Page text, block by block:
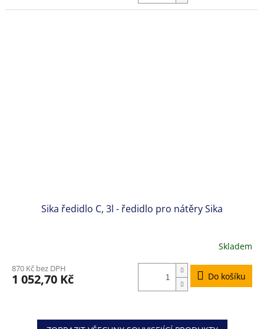
Sika ředidlo C, 3l - ředidlo pro nátěry Sika
Skladem
870 Kč bez DPH
1 052,70 Kč Do košíku